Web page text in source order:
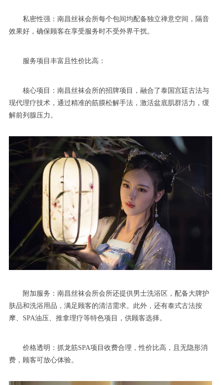
私密性强：南昌丝袜会所每个包间均配备独立禅意空间，隔音
效果好，确保顾客在享受服务时不受外界干扰。
服务项目丰富且性价比高：
核心项目：南昌丝袜会所的招牌项目，融合了泰国宫廷古法与
现代理疗技术，通过精准的筋膜松解手法，激活盆底肌群活力，缓
解前列腺压力。
附加服务：南昌丝袜会所会所还提供男士洗浴区，配备大牌护
肤品和洗浴用品，满足顾客的清洁需求。此外，还有泰式古法按
摩、SPA油压、推拿理疗等特色项目，供顾客选择。
价格透明：抓龙筋SPA项目收费合理，性价比高，且无隐形消
费，顾客可放心体验。